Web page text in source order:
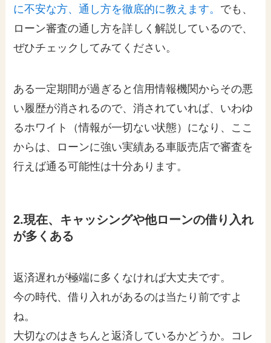
に不安な方、通し方を徹底的に教えます。 でも、
ローン審査の通し方を詳しく解説しているので、
ぜひチェックしてみてください。
ある一定期間が過ぎると信用情報機関からその悪
い履歴が消されるので、消されていれば、いわゆ
るホワイト（情報が一切ない状態）になり、ここ
からは、ローンに強い実績ある車販売店で審査を
行えば通る可能性は十分あります。
2.現在、キャッシングや他ローンの借り入れ
が多くある
返済遅れが極端に多くなければ大丈夫です。
今の時代、借り入れがあるのは当たり前ですよ
ね。
大切なのはきちんと返済しているかどうか。コレ